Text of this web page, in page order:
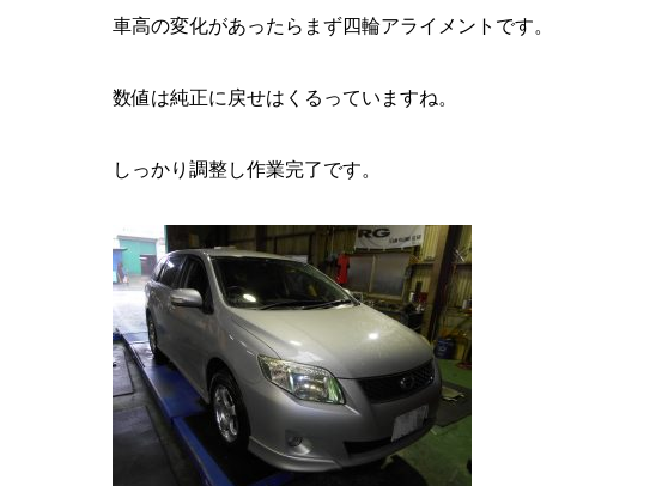
車高の変化があったらまず四輪アライメントです。
数値は純正に戻せはくるっていますね。
しっかり調整し作業完了です。